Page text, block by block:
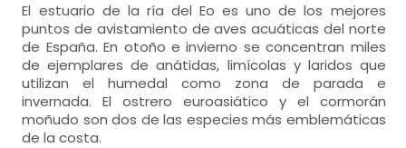
El estuario de la ría del Eo es uno de los mejores
puntos de avistamiento de aves acuáticas del norte
de España. En otoño e invierno se concentran miles
de ejemplares de anátidas, limícolas y laridos que
utilizan el humedal como zona de parada e
invernada. El ostrero euroasiático y el cormorán
moñudo son dos de las especies más emblemáticas
de la costa.